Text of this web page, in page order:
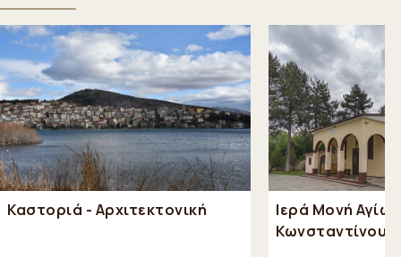
Καστοριά - Αρχιτεκτονική
Ιερά Μονή Αγίων
Κωνσταντίνου